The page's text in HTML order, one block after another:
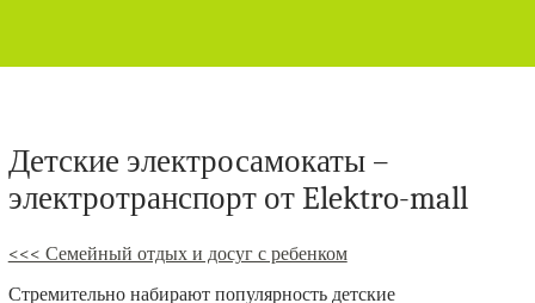
Детские электросамокаты –
электротранспорт от Elektro-mall
<<< Семейный отдых и досуг с ребенком
Стремительно набирают популярность детские